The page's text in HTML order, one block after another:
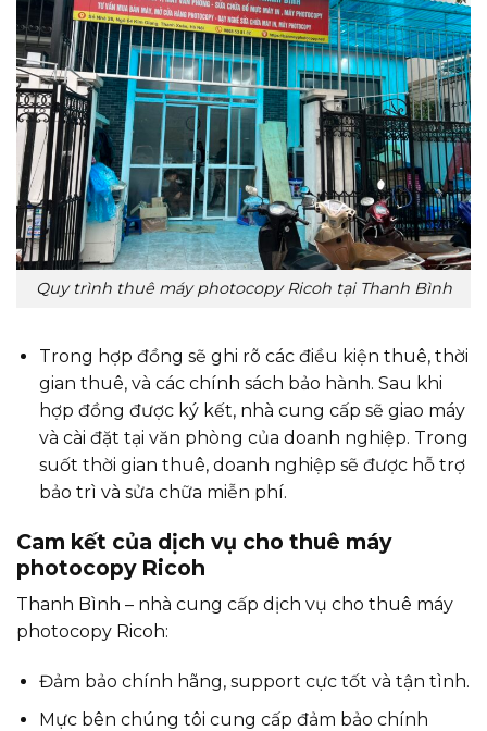
Quy trình thuê máy photocopy Ricoh tại Thanh Bình
Trong hợp đồng sẽ ghi rõ các điều kiện thuê, thời
gian thuê, và các chính sách bảo hành. Sau khi
hợp đồng được ký kết, nhà cung cấp sẽ giao máy
và cài đặt tại văn phòng của doanh nghiệp. Trong
suốt thời gian thuê, doanh nghiệp sẽ được hỗ trợ
bảo trì và sửa chữa miễn phí.
Cam kết của dịch vụ cho thuê máy
photocopy Ricoh
Thanh Bình – nhà cung cấp dịch vụ cho thuê máy
photocopy Ricoh:
Đảm bảo chính hãng, support cực tốt và tận tình.
Mực bên chúng tôi cung cấp đảm bảo chính